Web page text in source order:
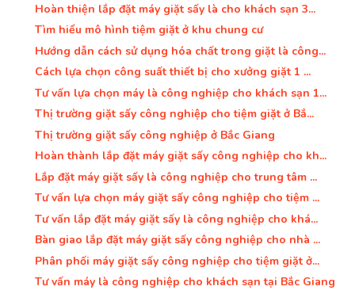
Hoàn thiện lắp đặt máy giặt sấy là cho khách sạn 3...
Tìm hiểu mô hình tiệm giặt ở khu chung cư
Hướng dẫn cách sử dụng hóa chất trong giặt là công...
Cách lựa chọn công suất thiết bị cho xưởng giặt 1 ...
Tư vấn lựa chọn máy là công nghiệp cho khách sạn 1...
Thị trường giặt sấy công nghiệp cho tiệm giặt ở Bắ...
Thị trường giặt sấy công nghiệp ở Bắc Giang
Hoàn thành lắp đặt máy giặt sấy công nghiệp cho kh...
Lắp đặt máy giặt sấy là công nghiệp cho trung tâm ...
Tư vấn lựa chọn máy giặt sấy công nghiệp cho tiệm ...
Tư vấn lắp đặt máy giặt sấy là công nghiệp cho khá...
Bàn giao lắp đặt máy giặt sấy công nghiệp cho nhà ...
Phân phối máy giặt sấy công nghiệp cho tiệm giặt ở...
Tư vấn máy là công nghiệp cho khách sạn tại Bắc Giang